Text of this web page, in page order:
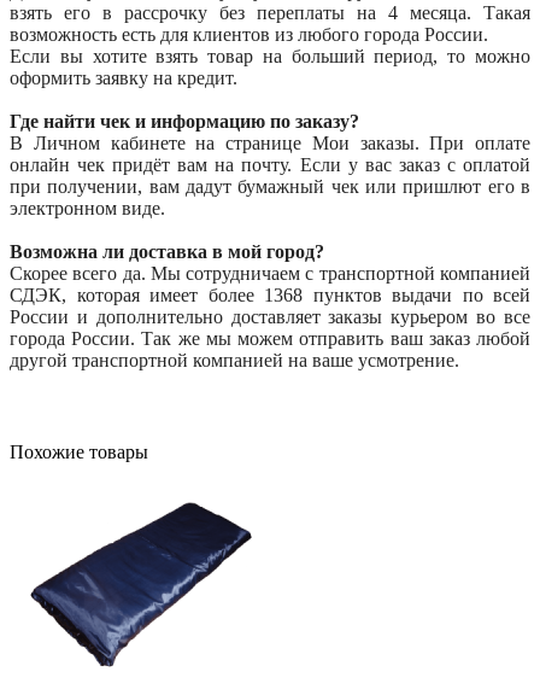
взять его в рассрочку без переплаты на 4 месяца. Такая
возможность есть для клиентов из любого города России.
Если вы хотите взять товар на больший период, то можно
оформить заявку на кредит.
Где найти чек и информацию по заказу?
В Личном кабинете на странице Мои заказы. При оплате
онлайн чек придёт вам на почту. Если у вас заказ с оплатой
при получении, вам дадут бумажный чек или пришлют его в
электронном виде.
Возможна ли доставка в мой город?
Скорее всего да. Мы сотрудничаем с транспортной компанией
СДЭК, которая имеет более 1368 пунктов выдачи по всей
России и дополнительно доставляет заказы курьером во все
города России. Так же мы можем отправить ваш заказ любой
другой транспортной компанией на ваше усмотрение.
Похожие товары